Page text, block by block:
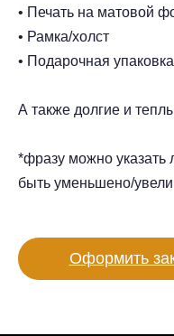
• Печать на матовой
• Рамка/холст
• Подарочная
А также долгие и
*фразу можно указать
быть уменьшено/
Оформить